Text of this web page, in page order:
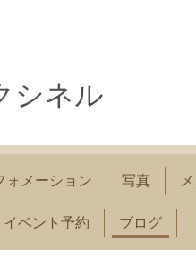
シネル
ォメーション 写真
イベント予約 ブログ